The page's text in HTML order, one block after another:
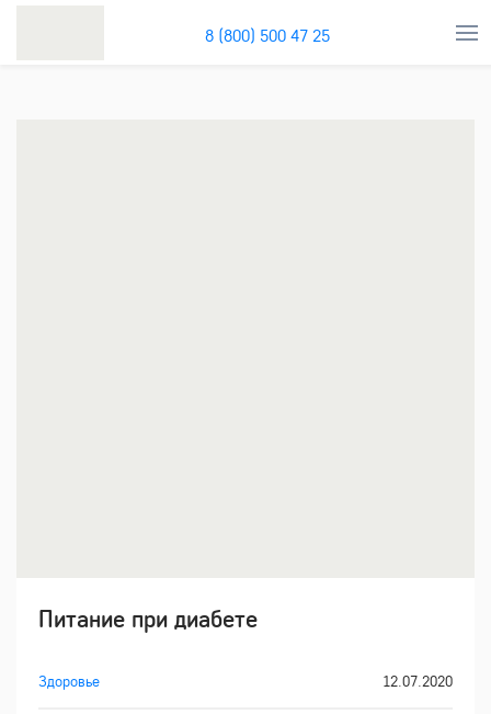
8 (800) 500 47 25
Питание при диабете
Здоровье 12.07.2020